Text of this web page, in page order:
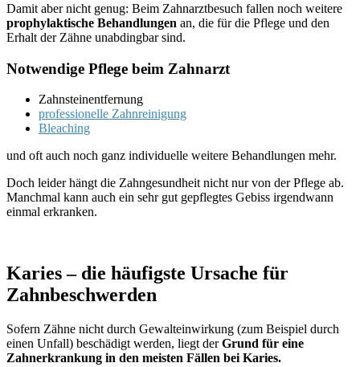
Damit aber nicht genug: Beim Zahnarztbesuch fallen noch weitere
prophylaktische Behandlungen an, die für die Pflege und den
Erhalt der Zähne unabdingbar sind.
Notwendige Pflege beim Zahnarzt
Zahnsteinentfernung
professionelle Zahnreinigung
Bleaching
und oft auch noch ganz individuelle weitere Behandlungen mehr.
Doch leider hängt die Zahngesundheit nicht nur von der Pflege ab.
Manchmal kann auch ein sehr gut gepflegtes Gebiss irgendwann
einmal erkranken.
Karies – die häufigste Ursache für
Zahnbeschwerden
Sofern Zähne nicht durch Gewalteinwirkung (zum Beispiel durch
einen Unfall) beschädigt werden, liegt derGrund für eine
Zahnerkrankung in den meisten Fällen bei Karies.